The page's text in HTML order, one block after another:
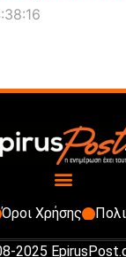
Όροι Χρήσης
2025